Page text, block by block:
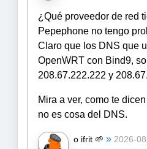
¿Qué proveedor de red
Pepephone no tengo
Claro que los DNS que
OpenWRT con Bind9,
208.67.222.222 y
Mira a ver, como te
no es cosa del DNS.
o ifrit 🌱 » 2026-